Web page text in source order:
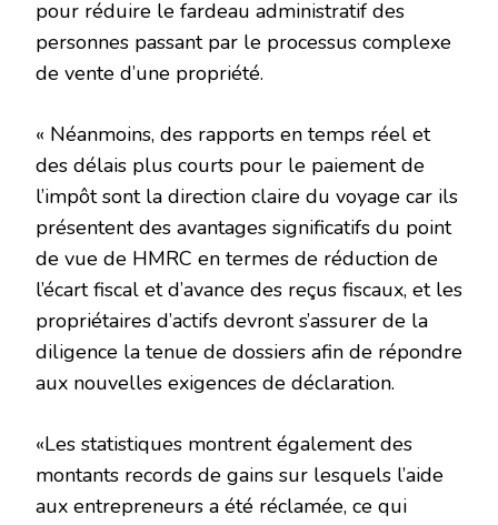
pour réduire le fardeau administratif des
personnes passant par le processus complexe
de vente d’une propriété.
« Néanmoins, des rapports en temps réel et
des délais plus courts pour le paiement de
l’impôt sont la direction claire du voyage car ils
présentent des avantages significatifs du point
de vue de HMRC en termes de réduction de
l’écart fiscal et d’avance des reçus fiscaux, et les
propriétaires d’actifs devront s’assurer de la
diligence la tenue de dossiers afin de répondre
aux nouvelles exigences de déclaration.
«Les statistiques montrent également des
montants records de gains sur lesquels l’aide
aux entrepreneurs a été réclamée, ce qui